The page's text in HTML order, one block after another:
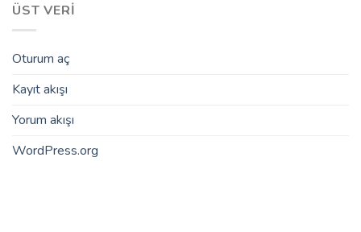
ÜST VERI
Oturum aç
Kayıt akışı
Yorum akışı
WordPress.org